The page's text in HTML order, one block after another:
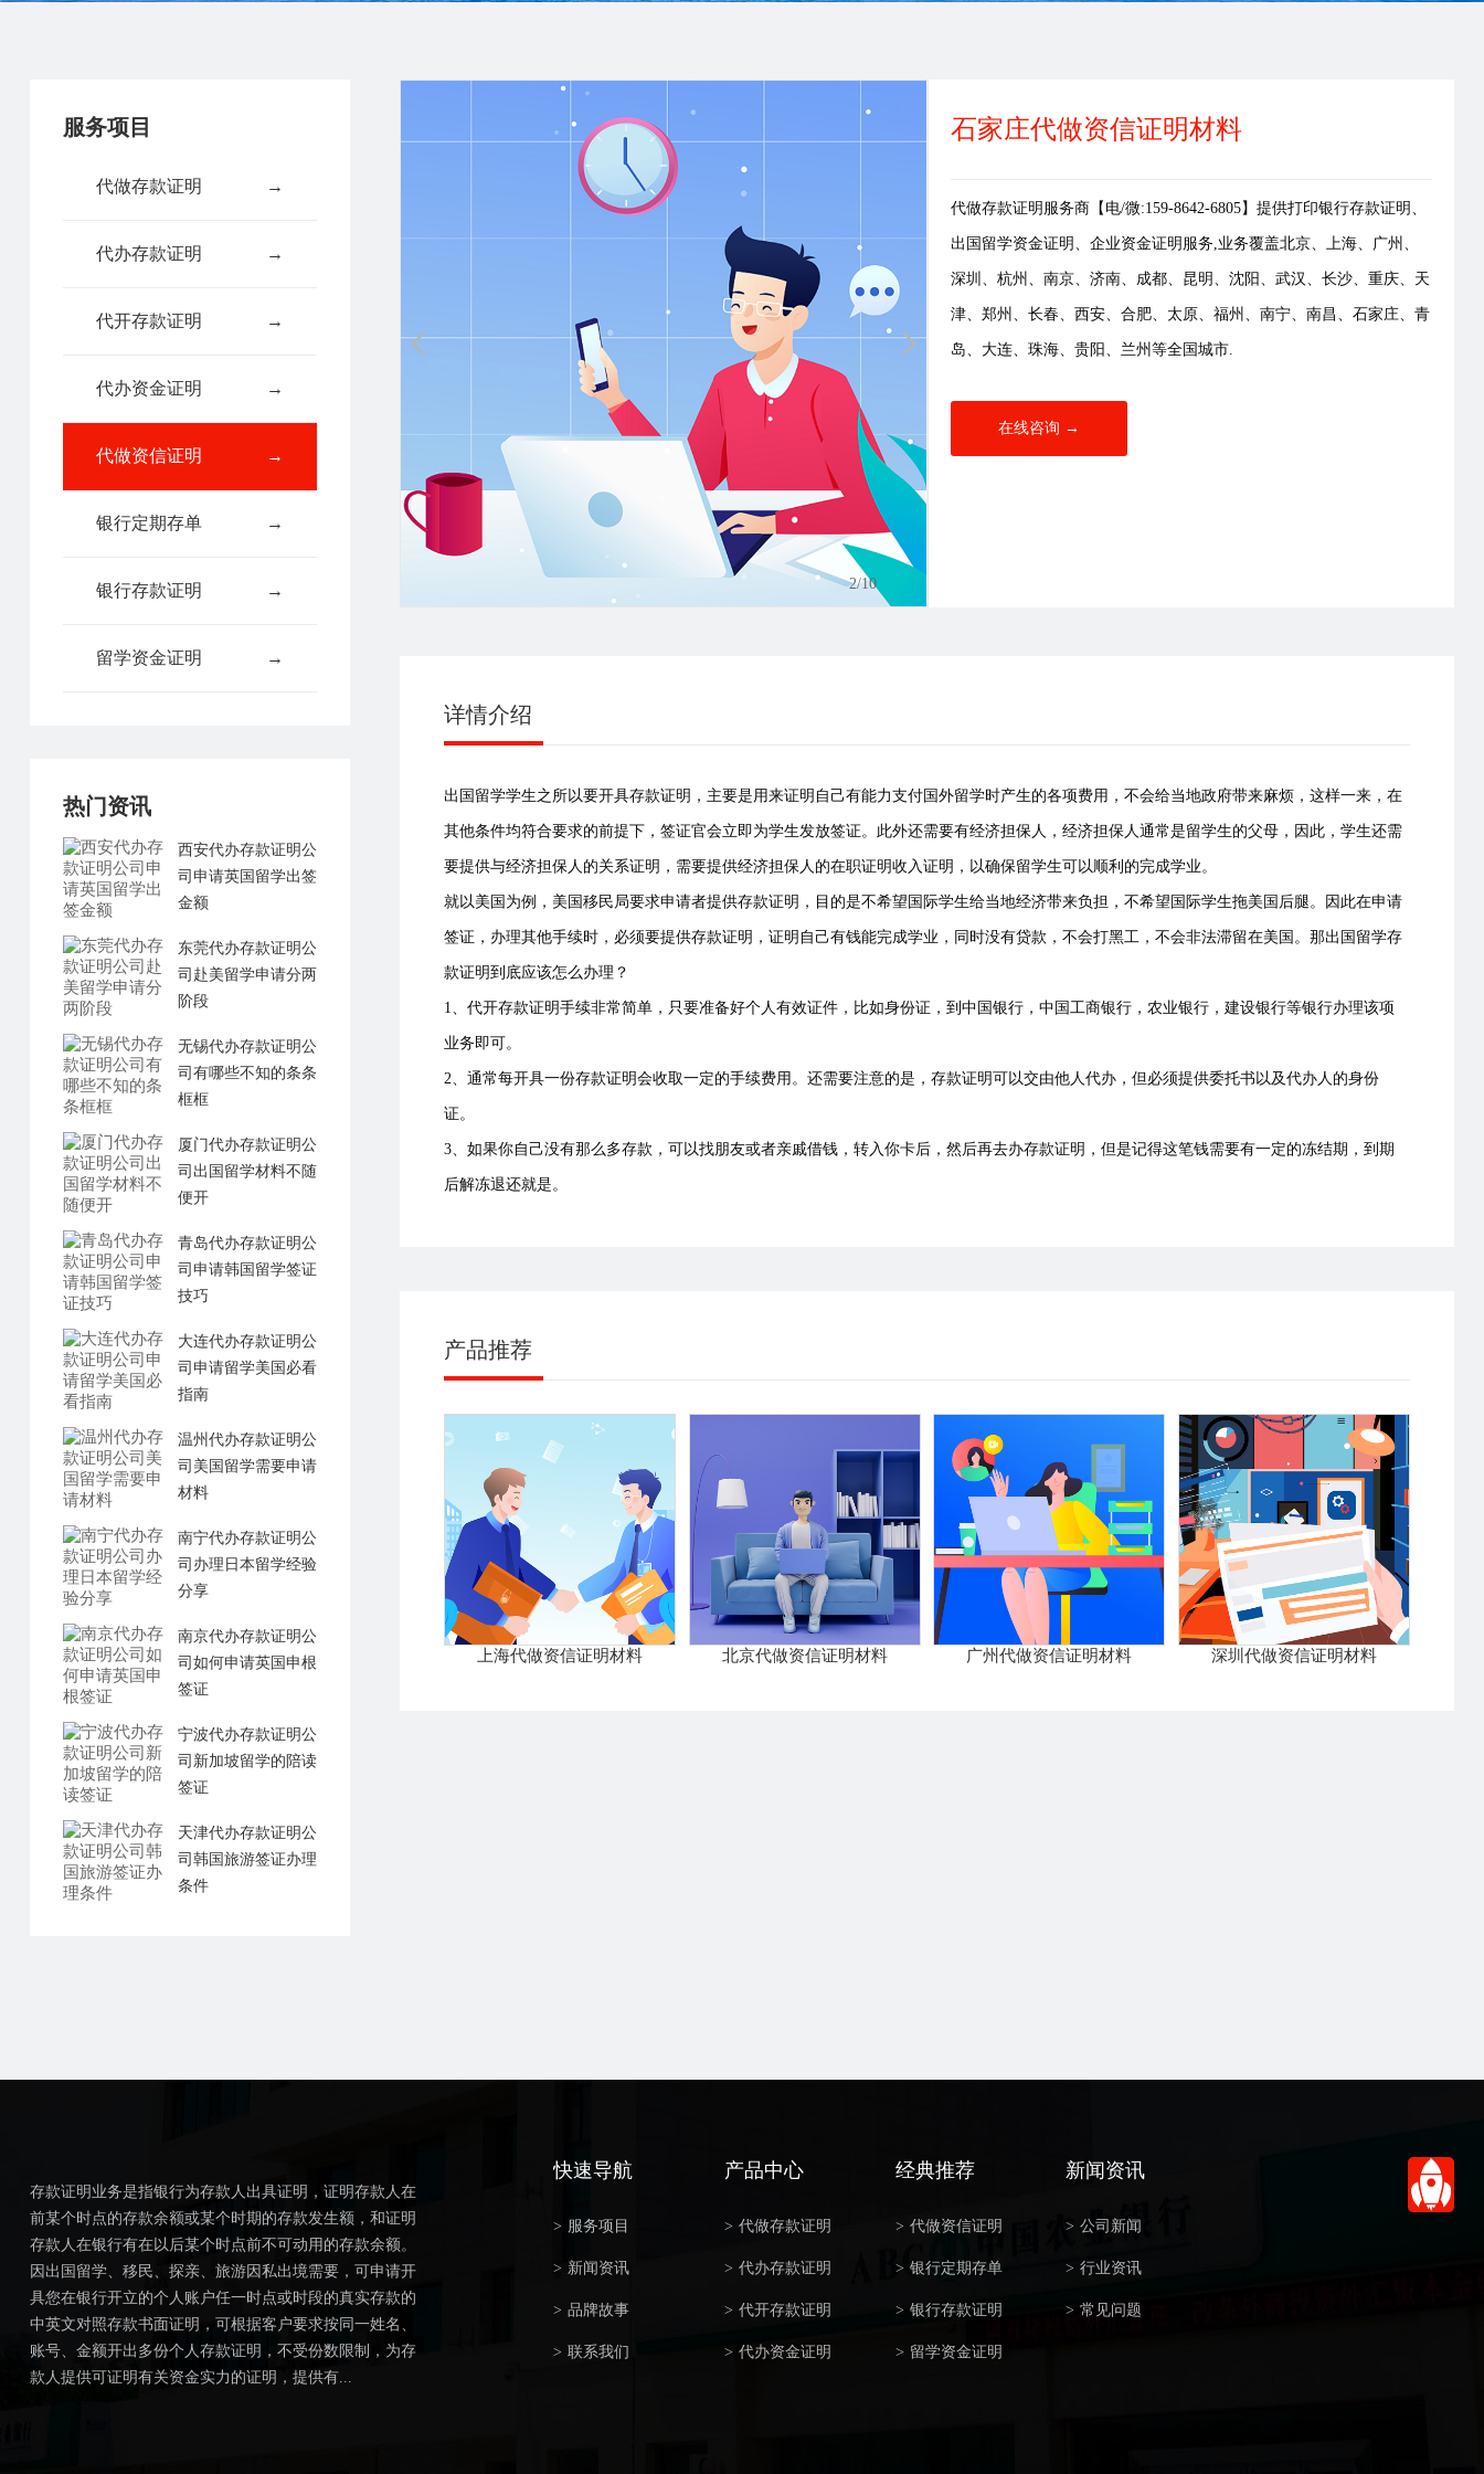
服务项目
代做存款证明 →
代办存款证明 →
代开存款证明 →
代办资金证明 →
代做资信证明 →
银行定期存单 →
银行存款证明 →
留学资金证明 →
热门资讯
西安代办存款证明公
司申请英国留学出签
金额
东莞代办存款证明公
司赴美留学申请分两
阶段
无锡代办存款证明公
司有哪些不知的条条
框框
厦门代办存款证明公
司出国留学材料不随
便开
青岛代办存款证明公
司申请韩国留学签证
技巧
大连代办存款证明公
司申请留学美国必看
指南
温州代办存款证明公
司美国留学需要申请
材料
南宁代办存款证明公
司办理日本留学经验
分享
南京代办存款证明公
司如何申请英国申根
签证
宁波代办存款证明公
司新加坡留学的陪读
签证
天津代办存款证明公
司韩国旅游签证办理
条件
3/10
石家庄代做资信证明材料
代做存款证明服务商【电/微:159-8642-6805】提供打印银行存款证明、
出国留学资金证明、企业资金证明服务,业务覆盖北京、上海、广州、
深圳、杭州、南京、济南、成都、昆明、沈阳、武汉、长沙、重庆、天
津、郑州、长春、西安、合肥、太原、福州、南宁、南昌、石家庄、青
岛、大连、珠海、贵阳、兰州等全国城市.
在线咨询 →
详情介绍
出国留学学生之所以要开具存款证明，主要是用来证明自己有能力支付国外留学时产生的各项费用，不会给当地政府带来麻烦，这样一来，在
其他条件均符合要求的前提下，签证官会立即为学生发放签证。此外还需要有经济担保人，经济担保人通常是留学生的父母，因此，学生还需
要提供与经济担保人的关系证明，需要提供经济担保人的在职证明收入证明，以确保留学生可以顺利的完成学业。
就以美国为例，美国移民局要求申请者提供存款证明，目的是不希望国际学生给当地经济带来负担，不希望国际学生拖美国后腿。因此在申请
签证，办理其他手续时，必须要提供存款证明，证明自己有钱能完成学业，同时没有贷款，不会打黑工，不会非法滞留在美国。那出国留学存
款证明到底应该怎么办理？
1、代开存款证明手续非常简单，只要准备好个人有效证件，比如身份证，到中国银行，中国工商银行，农业银行，建设银行等银行办理该项
业务即可。
2、通常每开具一份存款证明会收取一定的手续费用。还需要注意的是，存款证明可以交由他人代办，但必须提供委托书以及代办人的身份
证。
3、如果你自己没有那么多存款，可以找朋友或者亲戚借钱，转入你卡后，然后再去办存款证明，但是记得这笔钱需要有一定的冻结期，到期
后解冻退还就是。
产品推荐
上海代做资信证明材料 北京代做资信证明材料 广州代做资信证明材料 深圳代做资信证明材料
存款证明业务是指银行为存款人出具证明，证明存款人在
前某个时点的存款余额或某个时期的存款发生额，和证明
存款人在银行有在以后某个时点前不可动用的存款余额。
因出国留学、移民、探亲、旅游因私出境需要，可申请开
具您在银行开立的个人账户任一时点或时段的真实存款的
中英文对照存款书面证明，可根据客户要求按同一姓名、
账号、金额开出多份个人存款证明，不受份数限制，为存
款人提供可证明有关资金实力的证明，提供有...
快速导航
> 服务项目
> 新闻资讯
> 品牌故事
> 联系我们
产品中心
> 代做存款证明
> 代办存款证明
> 代开存款证明
> 代办资金证明
经典推荐
> 代做资信证明
> 银行定期存单
> 银行存款证明
> 留学资金证明
新闻资讯
> 公司新闻
> 行业资讯
> 常见问题